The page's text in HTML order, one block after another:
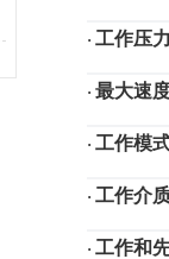
· 工作压
· 最大速
· 工作模
· 工作介
· 工作和